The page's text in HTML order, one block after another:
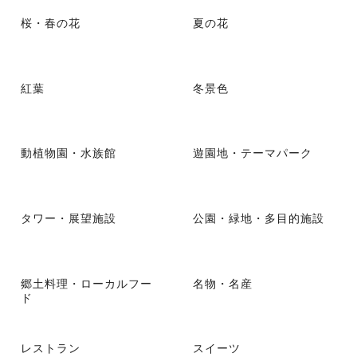
桜・春の花 夏の花
紅葉 冬景色
動植物園・水族館 遊園地・テーマパーク
タワー・展望施設 公園・緑地・多目的施設
郷土料理・ローカルフー
ド
名物・名産
レストラン スイーツ